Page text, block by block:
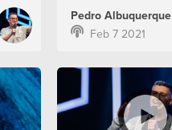
Pedro Albuquerque
Feb 7 2021